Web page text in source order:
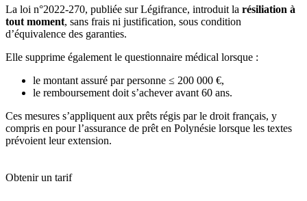
La loi n°2022-270, publiée sur Légifrance, introduit la résiliation à
tout moment, sans frais ni justification, sous condition
d’équivalence des garanties.
Elle supprime également le questionnaire médical lorsque :
le montant assuré par personne ≤ 200 000 €,
le remboursement doit s’achever avant 60 ans.
Ces mesures s’appliquent aux prêts régis par le droit français, y
compris en pour l’assurance de prêt en Polynésie lorsque les textes
prévoient leur extension.
Obtenir un tarif